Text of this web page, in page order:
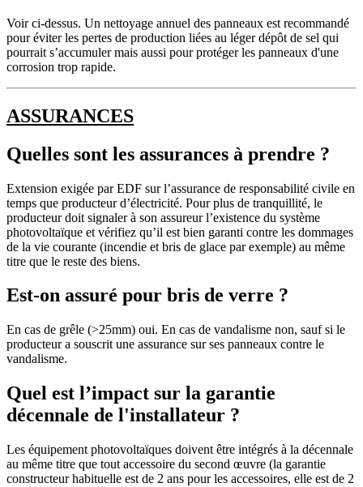
Voir ci-dessus. Un nettoyage annuel des panneaux est recommandé
pour éviter les pertes de production liées au léger dépôt de sel qui
pourrait s’accumuler mais aussi pour protéger les panneaux d'une
corrosion trop rapide.
ASSURANCES
Quelles sont les assurances à prendre ?
Extension exigée par EDF sur l’assurance de responsabilité civile en
temps que producteur d’électricité. Pour plus de tranquillité, le
producteur doit signaler à son assureur l’existence du système
photovoltaïque et vérifiez qu’il est bien garanti contre les dommages
de la vie courante (incendie et bris de glace par exemple) au même
titre que le reste des biens.
Est-on assuré pour bris de verre ?
En cas de grêle (>25mm) oui. En cas de vandalisme non, sauf si le
producteur a souscrit une assurance sur ses panneaux contre le
vandalisme.
Quel est l’impact sur la garantie
décennale de l'installateur ?
Les équipement photovoltaïques doivent être intégrés à la décennale
au même titre que tout accessoire du second œuvre (la garantie
constructeur habituelle est de 2 ans pour les accessoires, elle est de 2